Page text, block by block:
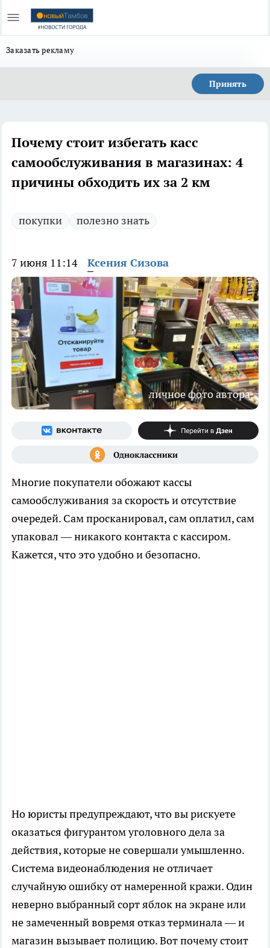
Заказать рекламу
Принять
Почему стоит избегать касс
самообслуживания в магазинах: 4
причины обходить их за 2 км
покупки полезно знать
7 июня 11:14 Ксения Сизова
личное фото автора
Многие покупатели обожают кассы
самообслуживания за скорость и отсутствие
очередей. Сам просканировал, сам оплатил, сам
упаковал — никакого контакта с кассиром.
Кажется, что это удобно и безопасно.
Но юристы предупреждают, что вы рискуете
оказаться фигурантом уголовного дела за
действия, которые не совершали умышленно.
Система видеонаблюдения не отличает
случайную ошибку от намеренной кражи. Один
неверно выбранный сорт яблок на экране или
не замеченный вовремя отказ терминала — и
магазин вызывает полицию. Вот почему стоит